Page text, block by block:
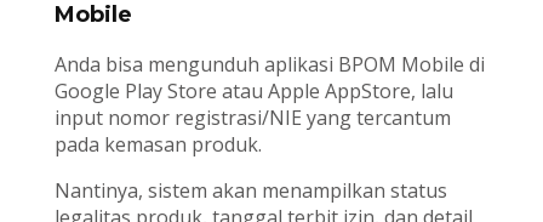
Mobile
Anda bisa mengunduh aplikasi BPOM Mobile di
Google Play Store atau Apple AppStore, lalu
input nomor registrasi/NIE yang tercantum
pada kemasan produk.
Nantinya, sistem akan menampilkan status